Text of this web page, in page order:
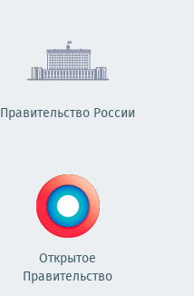
Правительство России
Открытое
Правительство